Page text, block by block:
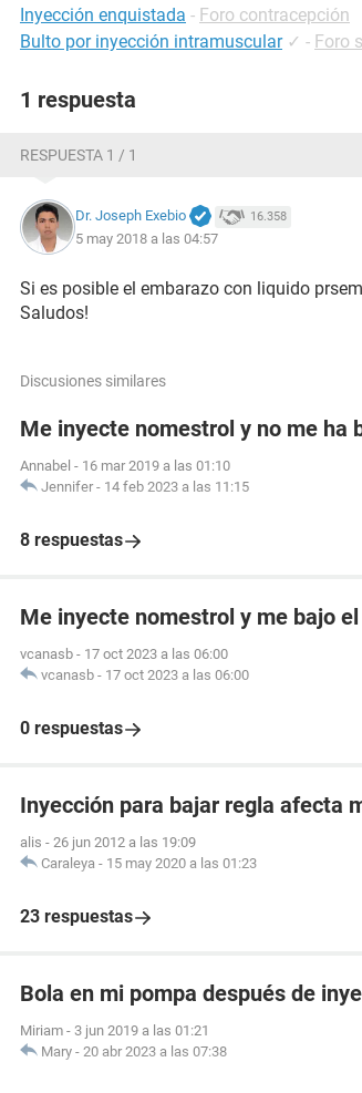
Inyección enquistada - Foro contracepción
Bulto por inyección intramuscular ✓ - Foro
1 respuesta
RESPUESTA 1 / 1
Dr. Joseph Exebio 16.358
5 may 2018 a las 04:57
Si es posible el embarazo con liquido
Saludos!
Discusiones similares
Me inyecte nomestrol y no me ha
Annabel - 16 mar 2019 a las 01:10
Jennifer - 14 feb 2023 a las 11:15
8 respuestas
Me inyecte nomestrol y me bajo
vcanasb - 17 oct 2023 a las 06:00
vcanasb - 17 oct 2023 a las 06:00
0 respuestas
Inyección para bajar regla afecta
alis - 26 jun 2012 a las 19:09
Caraleya - 15 may 2020 a las 01:23
23 respuestas
Bola en mi pompa después de
Miriam - 3 jun 2019 a las 01:21
Mary - 20 abr 2023 a las 07:38